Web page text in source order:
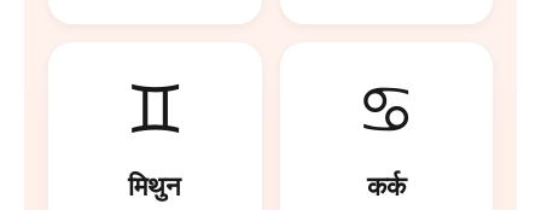
♊
मिथुन
♋
कर्क